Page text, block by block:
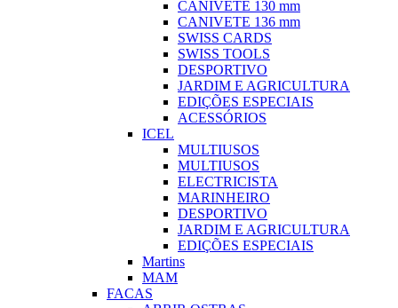
CANIVETE 130 mm
CANIVETE 136 mm
SWISS CARDS
SWISS TOOLS
DESPORTIVO
JARDIM E AGRICULTURA
EDIÇÕES ESPECIAIS
ACESSÓRIOS
ICEL
MULTIUSOS
MULTIUSOS
ELECTRICISTA
MARINHEIRO
DESPORTIVO
JARDIM E AGRICULTURA
EDIÇÕES ESPECIAIS
Martins
MAM
FACAS